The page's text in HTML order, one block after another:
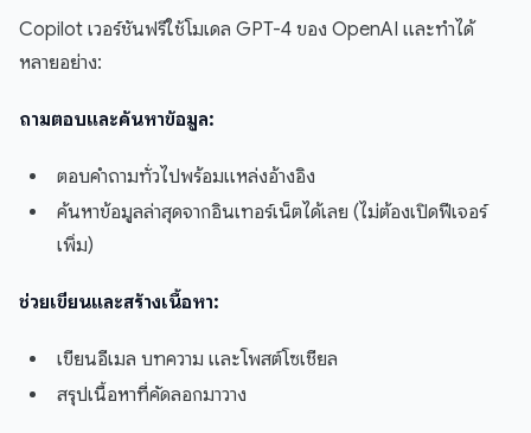
Copilot เวอร์ชันฟรีใช้โมเดล GPT-4 ของ OpenAI และทำได้
หลายอย่าง:
ถามตอบและค้นหาข้อมูล:
ตอบคำถามทั่วไปพร้อมแหล่งอ้างอิง
ค้นหาข้อมูลล่าสุดจากอินเทอร์เน็ตได้เลย (ไม่ต้องเปิดฟีเจอร์
เพิ่ม)
ช่วยเขียนและสร้างเนื้อหา:
เขียนอีเมล บทความ และโพสต์โซเชียล
สรุปเนื้อหาที่คัดลอกมาวาง